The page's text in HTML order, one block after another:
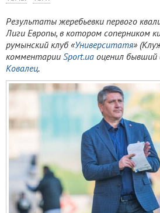
Результаты жеребьевки первого
Лиги Европы, в котором соперником
румынский клуб «Университатя»
комментарии Sport.ua оценил бывший
Ковалец.